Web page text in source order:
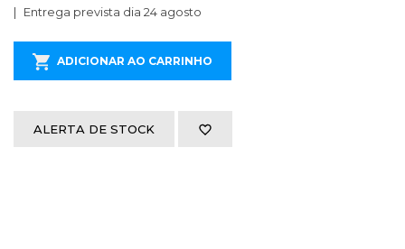
Entrega prevista dia 24 agosto
ADICIONAR AO CARRINHO
ALERTA DE STOCK